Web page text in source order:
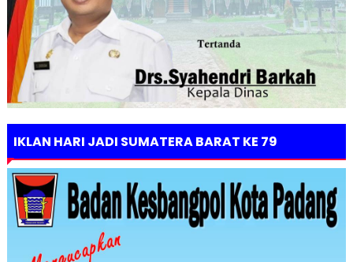
IKLAN HARI JADI SUMATERA BARAT KE 79